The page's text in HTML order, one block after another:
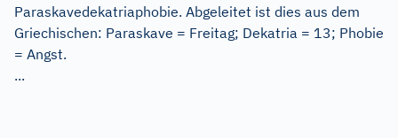
Paraskavedekatriaphobie. Abgeleitet ist dies aus dem
Griechischen: Paraskave = Freitag; Dekatria = 13; Phobie
= Angst.
...